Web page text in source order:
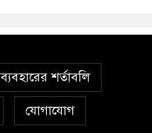
ব্যবহারের শর্তাবলি
যোগাযোগ